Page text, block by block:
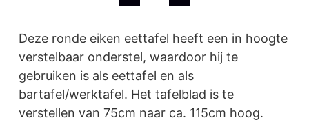
Deze ronde eiken eettafel heeft een in hoogte
verstelbaar onderstel, waardoor hij te
gebruiken is als eettafel en als
bartafel/werktafel. Het tafelblad is te
verstellen van 75cm naar ca. 115cm hoog.